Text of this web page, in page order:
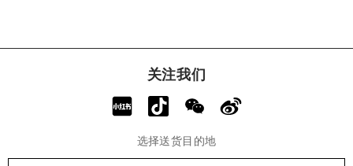
关注我们
选择送货目的地